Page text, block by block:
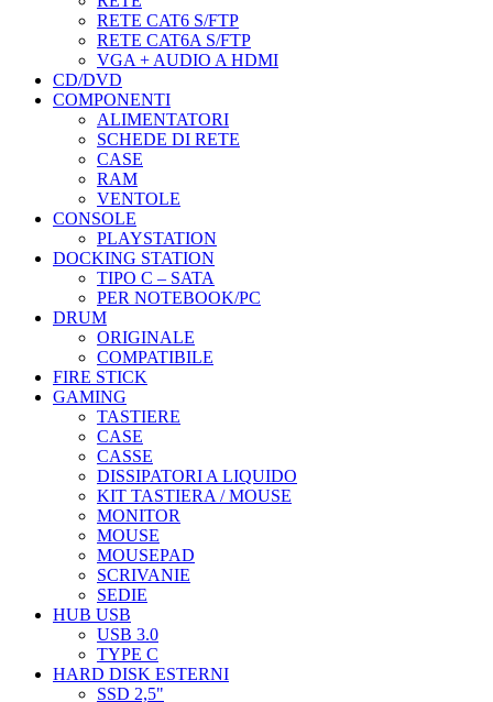
RETE CAT6 S/FTP
RETE CAT6A S/FTP
VGA + AUDIO A HDMI
CD/DVD
COMPONENTI
ALIMENTATORI
SCHEDE DI RETE
CASE
RAM
VENTOLE
CONSOLE
PLAYSTATION
DOCKING STATION
TIPO C – SATA
PER NOTEBOOK/PC
DRUM
ORIGINALE
COMPATIBILE
FIRE STICK
GAMING
TASTIERE
CASE
CASSE
DISSIPATORI A LIQUIDO
KIT TASTIERA / MOUSE
MONITOR
MOUSE
MOUSEPAD
SCRIVANIE
SEDIE
HUB USB
USB 3.0
TYPE C
HARD DISK ESTERNI
SSD 2,5"